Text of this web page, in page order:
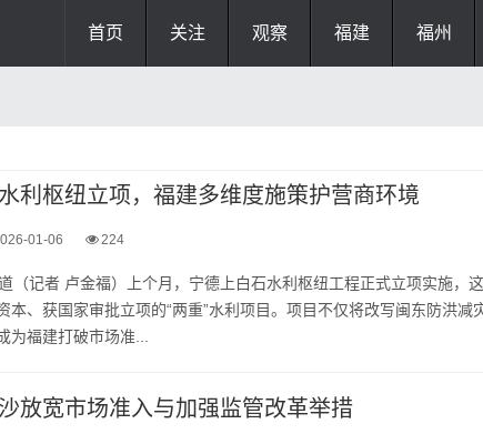
首页 关注 观察 福建 福州
利枢纽立项，福建多维度施策护营商环境
01-06 224
（记者 卢金福）上个月，宁德上白石水利枢纽工程正式立项实施，
本、获国家审批立项的“两重”水利项目。项目不仅将改写闽东防洪减
为福建打破市场准...
放宽市场准入与加强监管改革举措